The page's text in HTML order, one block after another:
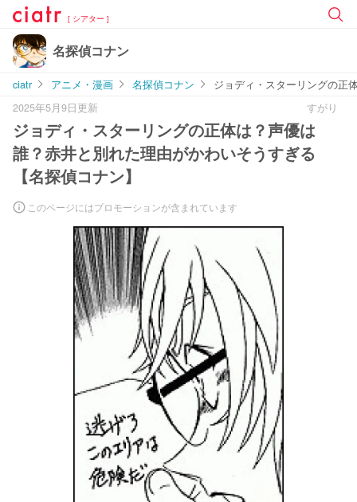
[ シアター ]
名探偵コナン
ciatr アニメ・漫画 名探偵コナン
ジョディ・スターリングの正
2025年5月9日更新
すがり
ジョディ・スターリングの正体は？声優は
誰？赤井と別れた理由がかわいそうすぎる
【名探偵コナン】
このページにはプロモーションが含まれています